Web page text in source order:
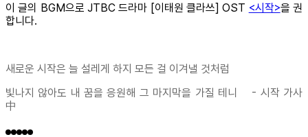
이 글의 BGM으로 JTBC 드라마 [이태원 클라쓰] OST <시작>을 권
합니다.
새로운 시작은 늘 설레게 하지 모든 걸 이겨낼 것처럼
빛나지 않아도 내 꿈을 응원해 그 마지막을 가질 테니 - 시작 가사
中